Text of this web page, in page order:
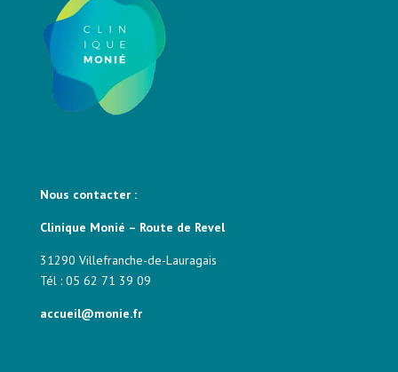
Nous contacter :
Clinique Monié – Route de Revel
31290 Villefranche-de-Lauragais
Tél : 05 62 71 39 09
accueil@monie.fr